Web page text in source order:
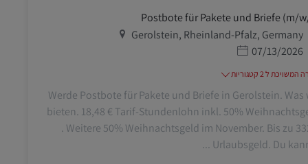
Postbote für Pakete und Briefe (m/
מיקום
Gerolstein, Rheinland-Pfalz, Germany
תאריך פרסום
07/13/2026
ל 2 קטגוריות
Werde Postbote für Pakete und Briefe in Gerolstein. Was
bieten. 18,48 € Tarif-Stundenlohn inkl. 50%
. Weitere 50% Weihnachtsgeld im November. Bis zu
Urlaubsgeld. Du